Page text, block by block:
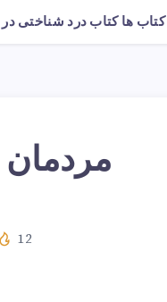
کتاب ها کتاب درد شناختی در
12